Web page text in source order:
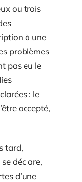
ou trois
à une
problèmes
pas eu le
: le
accepté,
tard,
déclare,
d’une